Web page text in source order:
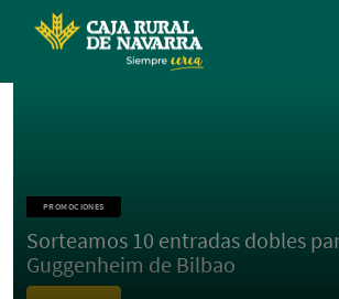
PROMOCIONES
Sorteamos 10 entradas dobles
Guggenheim de Bilbao